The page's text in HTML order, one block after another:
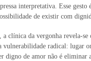
interpretativa. Esse gesto
de existir com
a clínica da vergonha revela-
vulnerabilidade radical: lugar
digno de amor não é eliminar